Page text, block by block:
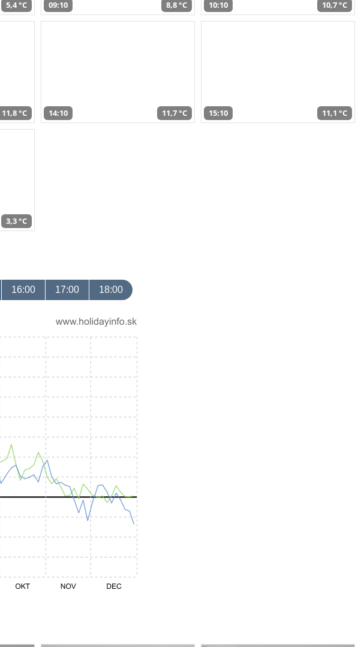
5,4 °C 09:10 8,8 °C 10:10 10,7 °C
11,8 °C 14:10 11,7 °C 15:10 11,1 °C
3,3 °C
16:00 17:00 18:00